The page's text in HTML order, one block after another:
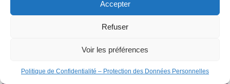
Accepter
Refuser
Voir les préférences
Politique de Confidentialité – Protection des Données Personnelles
Thérapeutes
Liste complète des hypnothérapeutes
Hypnothérapeutes Belgique